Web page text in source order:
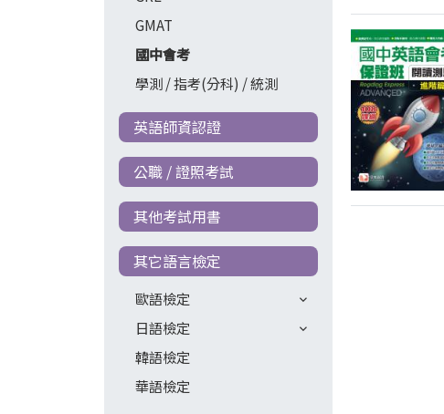
GMAT
國中會考
學測 / 指考(分科) / 統測
英語師資認證
公職 / 證照考試
其他考試用書
其它語言檢定
歐語檢定
日語檢定
韓語檢定
華語檢定